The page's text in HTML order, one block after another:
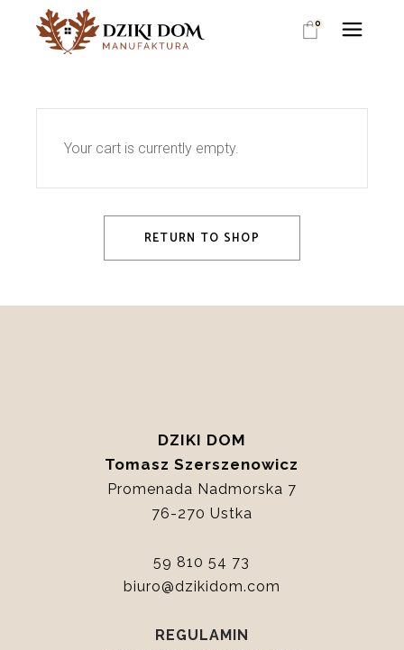
content
0
Your cart is currently empty.
RETURN TO SHOP
DZIKI DOM
Tomasz Szerszenowicz
Promenada Nadmorska 7
76-270 Ustka
59 810 54 73
biuro@dzikidom.com
REGULAMIN